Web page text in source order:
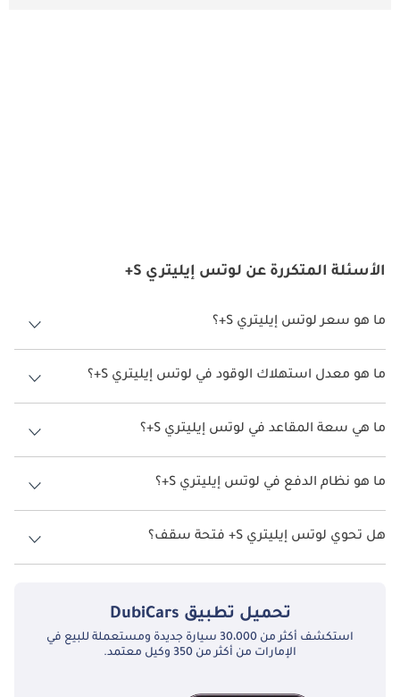
الأسئلة المتكررة عن لوتس إيليتري S+
ما هو سعر لوتس إيليتري S+؟
سعر لوتس إيليتري S+ هو درهم 550,000.
ما هو معدل استهلاك الوقود في لوتس إيليتري S+؟
يبلغ معدل استهلاك الوقود المقترح من الشركة المصنعة لسيارة لوتس
إيليتري 2026 من 600كم.
ما هي سعة المقاعد في لوتس إيليتري S+؟
تتسع لوتس إيليتري S+ لأ 5 أشخاص.
ما هو نظام الدفع في لوتس إيليتري S+؟
نظام الدفع في لوتس إيليتري All Wheel Drive S+.
هل تحوي لوتس إيليتري S+ فتحة سقف؟
نعم توفر لوتس إيليتري S+ فتحة السقف كخيار.
تحميل تطبيق DubiCars
استكشف أكثر من 30،000 سيارة جديدة ومستعملة للبيع في
الإمارات من أكثر من 350 وكيل معتمد.